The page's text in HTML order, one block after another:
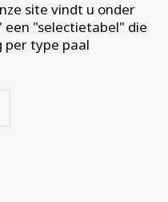
site vindt u onder
"selectietabel" die
per type paal